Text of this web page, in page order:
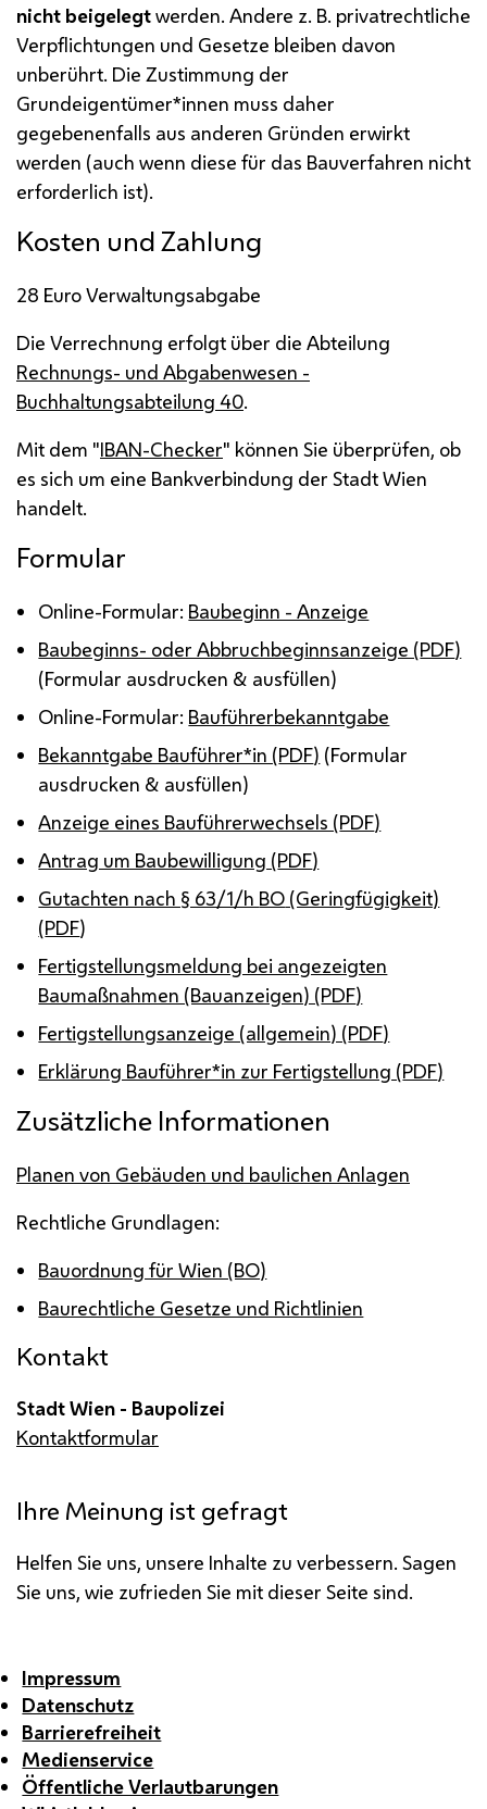
nicht beigelegtwerden. Andere z. B. privatrechtliche
Verpflichtungen und Gesetze bleiben davon
unberührt. Die Zustimmung der
Grundeigentümer*innen muss daher
gegebenenfalls aus anderen Gründen erwirkt
werden (auch wenn diese für das Bauverfahren nicht
erforderlich ist).
Kosten und Zahlung
28 Euro Verwaltungsabgabe
Die Verrechnung erfolgt über die Abteilung
Rechnungs- und Abgabenwesen -
Buchhaltungsabteilung 40.
Mit dem "IBAN-Checker" können Sie überprüfen, ob
es sich um eine Bankverbindung der Stadt Wien
handelt.
Formular
Online-Formular: Baubeginn - Anzeige
Baubeginns- oder Abbruchbeginnsanzeige (PDF)
(Formular ausdrucken & ausfüllen)
Online-Formular: Bauführerbekanntgabe
Bekanntgabe Bauführer*in (PDF) (Formular
ausdrucken & ausfüllen)
Anzeige eines Bauführerwechsels (PDF)
Antrag um Baubewilligung (PDF)
Gutachten nach § 63/1/h BO (Geringfügigkeit)
(PDF)
Fertigstellungsmeldung bei angezeigten
Baumaßnahmen (Bauanzeigen) (PDF)
Fertigstellungsanzeige (allgemein) (PDF)
Erklärung Bauführer*in zur Fertigstellung (PDF)
Zusätzliche Informationen
Planen von Gebäuden und baulichen Anlagen
Rechtliche Grundlagen:
Bauordnung für Wien (BO)
Baurechtliche Gesetze und Richtlinien
Kontakt
Stadt Wien - Baupolizei
Kontaktformular
Ihre Meinung ist gefragt
Helfen Sie uns, unsere Inhalte zu verbessern. Sagen
Sie uns, wie zufrieden Sie mit dieser Seite sind.
Impressum
Datenschutz
Barrierefreiheit
Medienservice
Öffentliche Verlautbarungen